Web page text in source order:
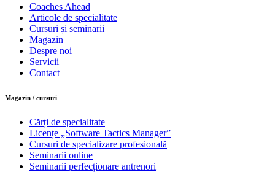
Coaches Ahead
Articole de specialitate
Cursuri și seminarii
Magazin
Despre noi
Servicii
Contact
Magazin / cursuri
Cărți de specialitate
Licențe „Software Tactics Manager”
Cursuri de specializare profesională
Seminarii online
Seminarii perfecționare antrenori